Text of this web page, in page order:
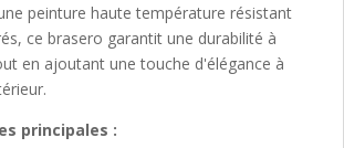
peinture haute température résistant
ce brasero garantit une durabilité à
en ajoutant une touche d'élégance à
principales :